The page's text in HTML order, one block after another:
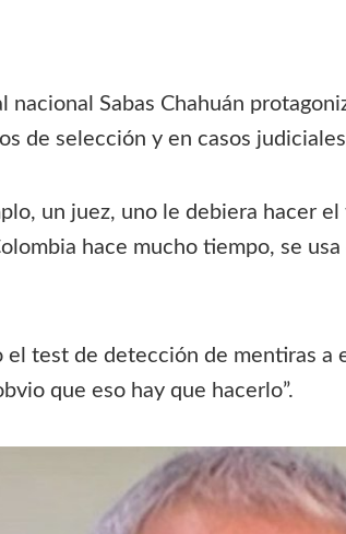
nacional Sabas Chahuán
de selección y en casos
un juez, uno le debiera hacer el
hace mucho tiempo, se usa
el test de detección de mentiras a
que eso hay que hacerlo”.